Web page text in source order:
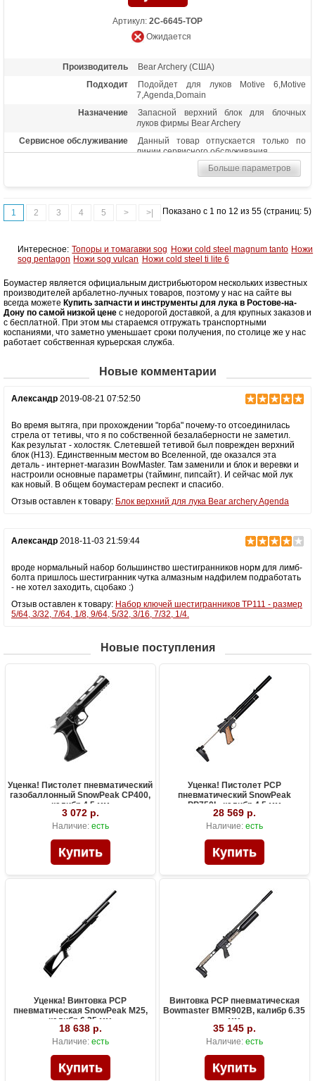
Артикул: 2С-6645-TOP
Ожидается
Производитель
Bear Archery (США)
Подходит
Подойдет для луков Motive 6,Motive
7,Agenda,Domain
Назначение
Запасной верхний блок для блочных
луков фирмы Bear Archery
Сервисное обслуживание
Данный товар отпускается только по
линии сервисного обслуживания
Больше параметров
1 2 3 4 5 > >| Показано с 1 по 12 из 55 (страниц: 5)
Интересное: Топоры и томагавки sog Ножи cold steel magnum tanto Ножи
sog pentagon Ножи sog vulcan Ножи cold steel ti lite 6
Боумастер является официальным дистрибьютором нескольких известных
производителей арбалетно-лучных товаров, поэтому у нас на сайте вы
всегда можете Купить запчасти и инструменты для лука в Ростове-на-
Дону по самой низкой цене с недорогой доставкой, а для крупных заказов и
с бесплатной. При этом мы стараемся отгружать транспортными
коспаниями, что заметно уменьшает сроки получения, по столице же у нас
работает собственная курьерская служба.
Новые комментарии
Александр 2019-08-21 07:52:50
Во время вытяга, при прохождении "горба" почему-то отсоединилась
стрела от тетивы, что я по собственной безалаберности не заметил.
Как результат - холостяк. Слетевшей тетивой был поврежден верхний
блок (H13). Единственным местом во Вселенной, где оказался эта
деталь - интернет-магазин BowMaster. Там заменили и блок и веревки и
настроили основные параметры (тайминг, пипсайт). И сейчас мой лук
как новый. В общем боумастерам респект и спасибо.
Отзыв оставлен к товару: Блок верхний для лука Bear archery Agenda
Александр 2018-11-03 21:59:44
вроде нормальный набор большинство шестигранников норм для лимб-
болта пришлось шестигранник чутка алмазным надфилем подработать
- не хотел заходить, сцобако :)
Отзыв оставлен к товару: Набор ключей шестигранников TP111 - размер
5/64, 3/32, 7/64, 1/8, 9/64, 5/32, 3/16, 7/32, 1/4.
Новые поступления
Уценка! Пистолет пневматический
газобаллонный SnowPeak CP400,
калибр 4.5 мм
3 072 р.
Наличие: есть
Уценка! Пистолет PCP
пневматический SnowPeak
PP750L, калибр 4.5 мм
28 569 р.
Наличие: есть
Уценка! Винтовка PCP
пневматическая SnowPeak M25,
калибр 6.35 мм
18 638 р.
Наличие: есть
Винтовка PCP пневматическая
Bowmaster BMR902B, калибр 6.35
мм
35 145 р.
Наличие: есть